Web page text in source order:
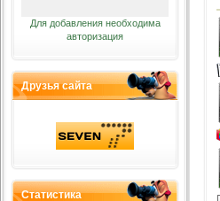
Для добавления необходима
авторизация
Друзья сайта
Статистика